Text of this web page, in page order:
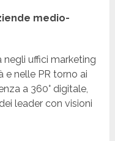
medio-
negli uffici marketing
e nelle PR torno ai
a 360° digitale,
leader con visioni